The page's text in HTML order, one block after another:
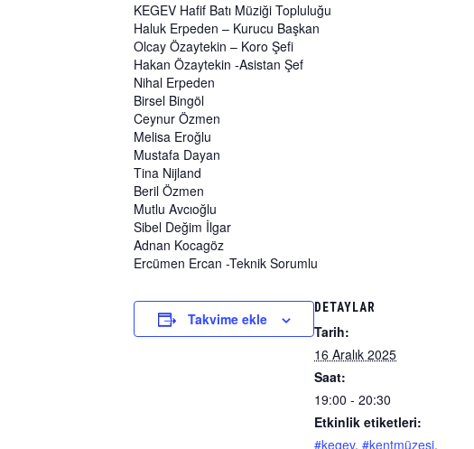
KEGEV Hafif Batı Müziği Topluluğu
Haluk Erpeden – Kurucu Başkan
Olcay Özaytekin – Koro Şefi
Hakan Özaytekin -Asistan Şef
Nihal Erpeden
Birsel Bingöl
Ceynur Özmen
Melisa Eroğlu
Mustafa Dayan
Tina Nijland
Beril Özmen
Mutlu Avcıoğlu
Sibel Değim İlgar
Adnan Kocagöz
Ercümen Ercan -Teknik Sorumlu
Takvime ekle
DETAYLAR
Tarih:
16 Aralık 2025
Saat:
19:00 - 20:30
Etkinlik etiketleri:
#kegev, #kentmüzesi,